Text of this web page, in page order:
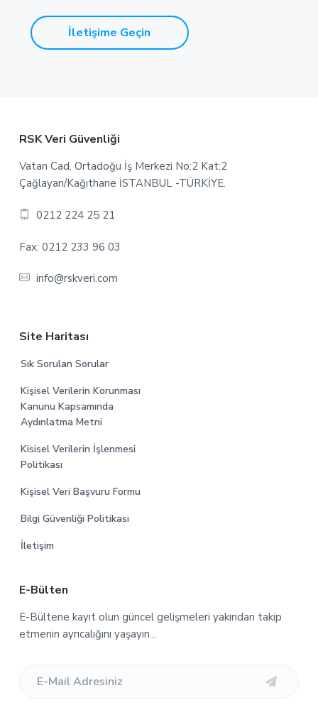
İletişime Geçin
Footer
RSK Veri Güvenliği
Vatan Cad. Ortadoğu İş Merkezi No:2 Kat:2
Çağlayan/Kağıthane İSTANBUL -TÜRKİYE.
0212 224 25 21
Fax: 0212 233 96 03
info@rskveri.com
Site Haritası
Sık Sorulan Sorular
Kişisel Verilerin Korunması
Kanunu Kapsamında
Aydınlatma Metni
Kisisel Verilerin İşlenmesi
Politikası
Kişisel Veri Başvuru Formu
Bilgi Güvenliği Politikası
İletişim
E-Bülten
E-Bültene kayıt olun güncel gelişmeleri yakından takip
etmenin ayrıcalığını yaşayın...